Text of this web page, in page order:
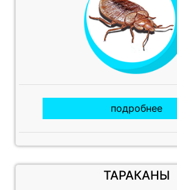
подробнее
ТАРАКАНЫ